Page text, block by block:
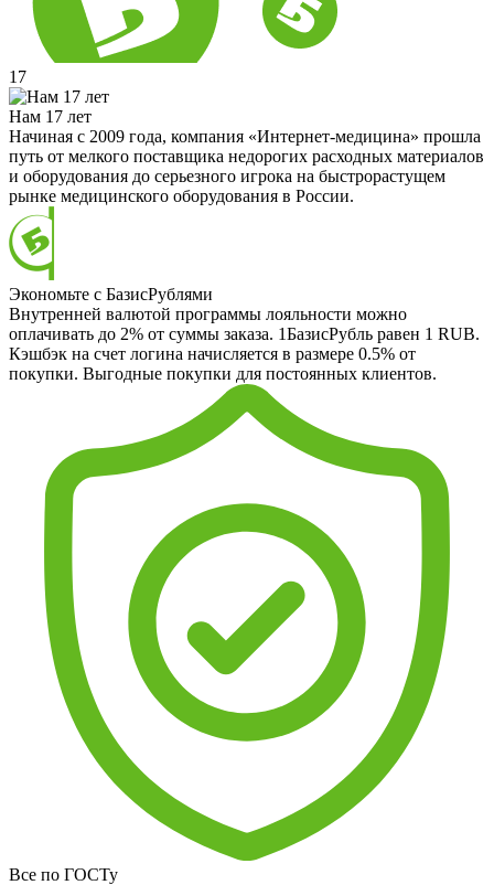
17
Нам 17 лет
Начиная с 2009 года, компания «Интернет-медицина» прошла
путь от мелкого поставщика недорогих расходных материалов
и оборудования до серьезного игрока на быстрорастущем
рынке медицинского оборудования в России.
Экономьте с БазисРублями
Внутренней валютой программы лояльности можно
оплачивать до 2% от суммы заказа. 1БазисРубль равен 1 RUB.
Кэшбэк на счет логина начисляется в размере 0.5% от
покупки. Выгодные покупки для постоянных клиентов.
Все по ГОСТу